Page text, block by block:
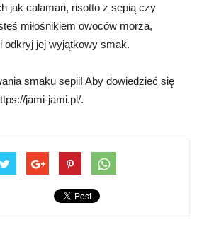
jak calamari, risotto z sepią czy
miłośnikiem owoców morza,
odkryj jej wyjątkowy smak.
smaku sepii! Aby dowiedzieć się
jami-jami.pl/.